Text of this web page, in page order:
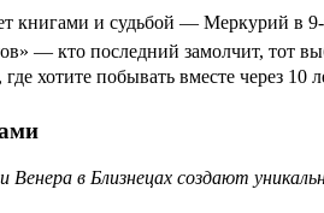
книгами и судьбой — Меркурий в 9-
— кто последний замолчит, тот
где хотите побывать вместе через
в Близнецах создают